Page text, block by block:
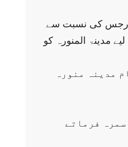
کی نسبت سے
مدینۃ المنورہ کو
مدینہ منورہ
120,9)جیسا کہ حضرت جابرؓ بن سمرہ فرماتے